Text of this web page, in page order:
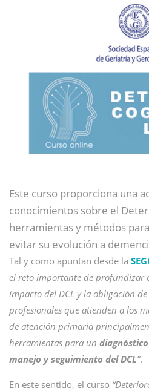
Este curso proporciona una
conocimientos sobre el
herramientas y métodos
evitar su evolución a
Tal y como apuntan desde la
el reto importante de profundizar
impacto del DCL y la obligación
profesionales que atienden a los
de atención primaria
herramientas para un
manejo y seguimiento del DCL”.
En este sentido, el curso